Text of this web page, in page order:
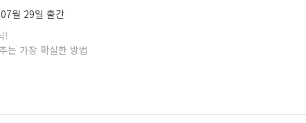
월 29일 출간
!
는 가장 확실한 방법